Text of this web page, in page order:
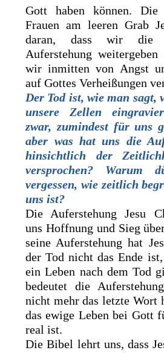
Gott haben können. Die
Frauen am leeren Grab
daran, dass wir die
Auferstehung
wir inmitten von Angst
auf Gottes Verheißungen
Der Tod ist, wie man sagt,
unsere Zellen
zwar, zumindest für uns
aber was hat uns die
hinsichtlich der
versprochen? Warum
vergessen, wie zeitlich
uns ist?
Die Auferstehung Jesu
uns Hoffnung und Sieg
seine Auferstehung hat
der Tod nicht das Ende ist,
ein Leben nach dem Tod
bedeutet die
nicht mehr das letzte Wort
das ewige Leben bei Gott
real ist.
Die Bibel lehrt uns, dass